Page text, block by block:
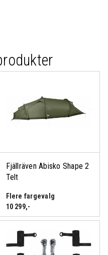
Fjällräven Abisko Shape 2
Telt
Flere fargevalg
10 299,-